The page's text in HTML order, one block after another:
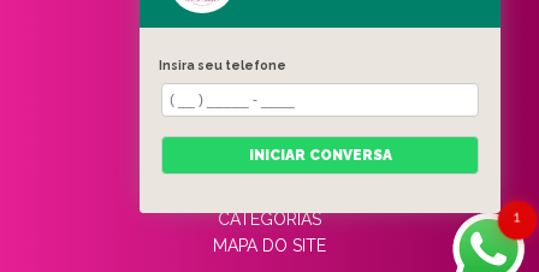
MENU
HOME
QUEM SOMOS
SERVIÇOS
BLOG
CATEGORIAS
MAPA DO SITE
1
Insira seu telefone
INICIAR CONVERSA